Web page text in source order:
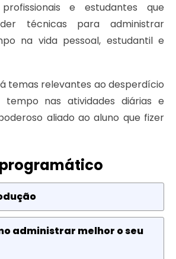
e estudantes que
técnicas para administrar
na vida pessoal, estudantil e
temas relevantes ao desperdício
nas atividades diárias e
aliado ao aluno que fizer
administrar melhor o seu